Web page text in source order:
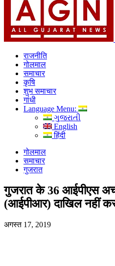
राजनीति
गोलमाल
समाचार
कृषि
शुभ समाचार
गांधी
Language Menu:
ગુજરાતી
English
हिंदी
गोलमाल
समाचार
गुजरात
गुजरात के 36 आईपीएस
(आईपीआर) दाखिल नहीं
अगस्त 17, 2019